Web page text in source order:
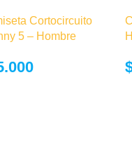
variantes. Las
opciones se
Cortocircuito
5 – Hombre